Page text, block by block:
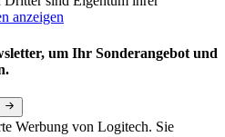
anzeigen
um Ihr Sonderangebot und
Werbung von Logitech. Sie